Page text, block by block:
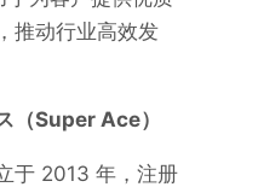
推动行业高效发
（Super Ace）
于 2013 年，注册